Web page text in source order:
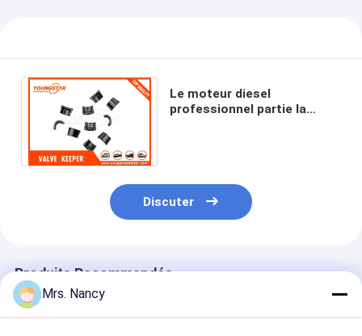
Le moteur diesel
professionnel partie la
Discuter
Produits Recommandés
Mrs. Nancy